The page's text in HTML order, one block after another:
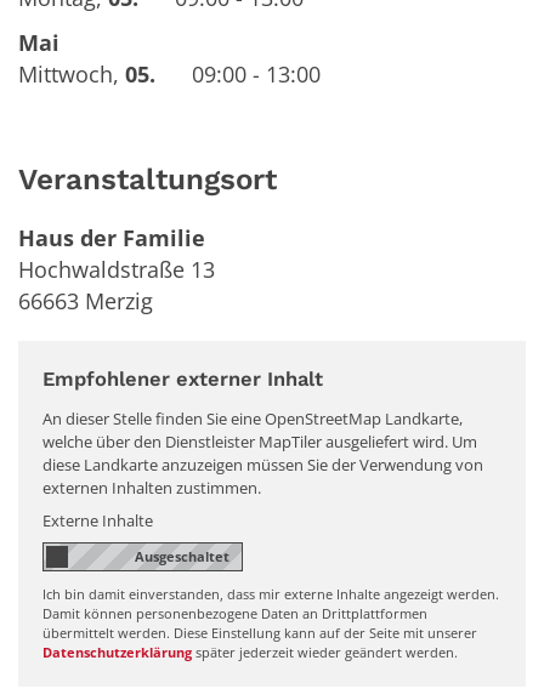
Mai
Mittwoch, 05. 09:00 - 13:00
Veranstaltungsort
Haus der Familie
Hochwaldstraße 13
66663 Merzig
Empfohlener externer Inhalt
An dieser Stelle finden Sie eine OpenStreetMap Landkarte,
welche über den Dienstleister MapTiler ausgeliefert wird. Um
diese Landkarte anzuzeigen müssen Sie der Verwendung von
externen Inhalten zustimmen.
Externe Inhalte
Ich bin damit einverstanden, dass mir externe Inhalte angezeigt werden.
Damit können personenbezogene Daten an Drittplattformen
übermittelt werden. Diese Einstellung kann auf der Seite mit unserer
Datenschutzerklärung später jederzeit wieder geändert werden.